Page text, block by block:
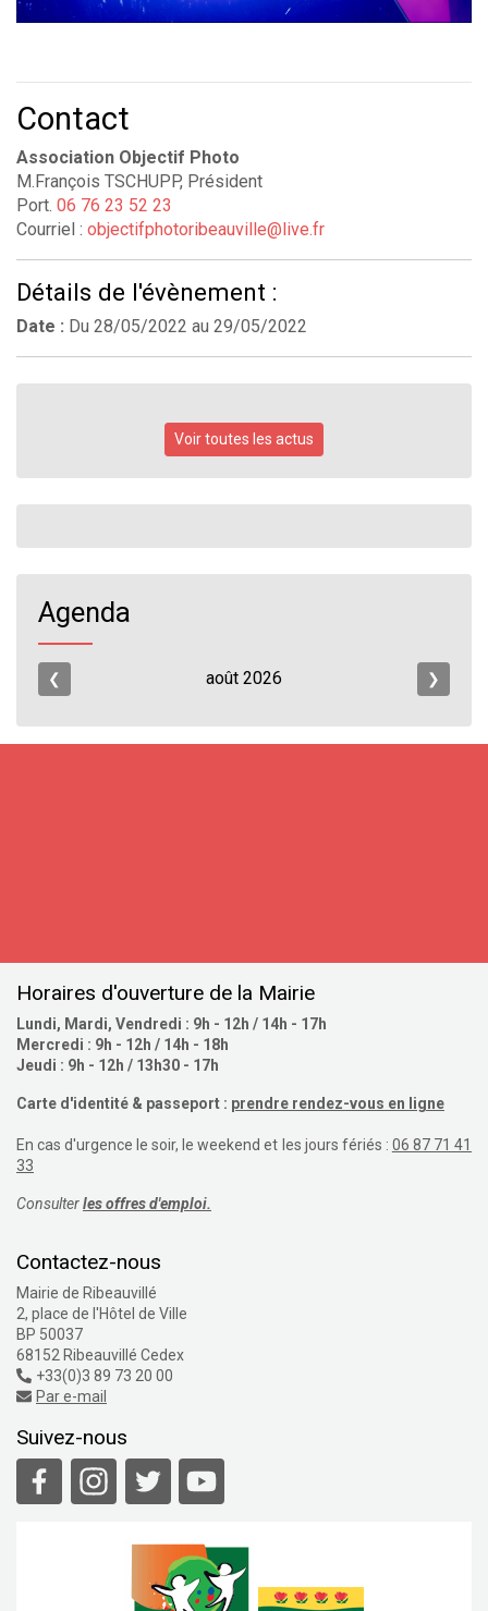
Contact
Association Objectif Photo
M.François TSCHUPP, Président
Port. 06 76 23 52 23
Courriel : objectifphotoribeauville@live.fr
Détails de l'évènement :
Date : Du 28/05/2022 au 29/05/2022
Voir toutes les actus
Agenda
❮ août 2026 ❯
Horaires d'ouverture de la Mairie
Lundi, Mardi, Vendredi : 9h - 12h / 14h - 17h
Mercredi : 9h - 12h / 14h - 18h
Jeudi : 9h - 12h / 13h30 - 17h
Carte d'identité & passeport : prendre rendez-vous en ligne
En cas d'urgence le soir, le weekend et les jours fériés : 06 87 71 41
33
Consulterles offres d'emploi.
Contactez-nous
Mairie de Ribeauvillé
2, place de l'Hôtel de Ville
BP 50037
68152 Ribeauvillé Cedex
+33(0)3 89 73 20 00
Par e-mail
Suivez-nous